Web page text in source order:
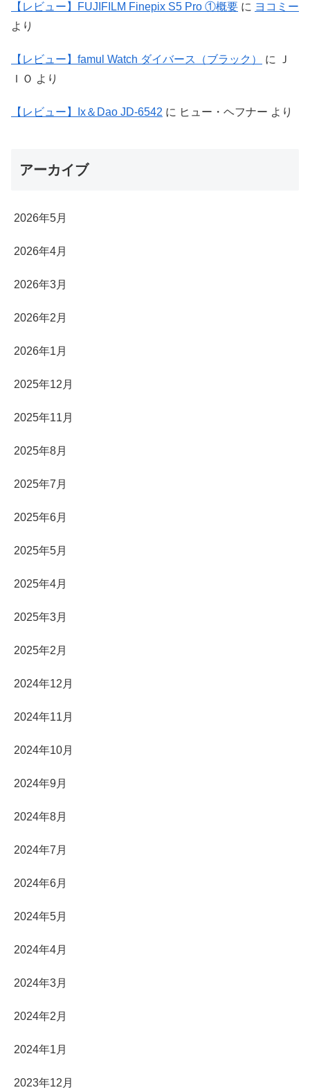
【レビュー】FUJIFILM Finepix S5 Pro ①概要 に ヨコミー
より
【レビュー】famul Watch ダイバース（ブラック） に
Ｊ
ＩＯ より
【レビュー】Ix＆Dao JD-6542 に ヒュー・ヘフナー より
アーカイブ
2026年5月
2026年4月
2026年3月
2026年2月
2026年1月
2025年12月
2025年11月
2025年8月
2025年7月
2025年6月
2025年5月
2025年4月
2025年3月
2025年2月
2024年12月
2024年11月
2024年10月
2024年9月
2024年8月
2024年7月
2024年6月
2024年5月
2024年4月
2024年3月
2024年2月
2024年1月
2023年12月